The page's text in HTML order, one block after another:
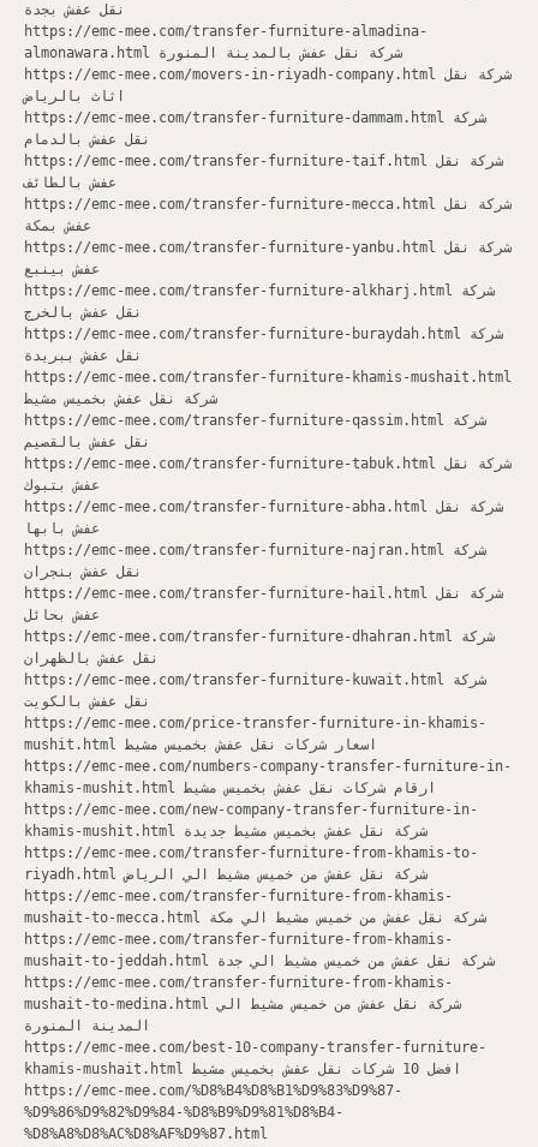
نقل عفش بجدة
https://emc-mee.com/transfer-furniture-almadina-
almonawara.html شركة نقل عفش بالمدينة المنورة
https://emc-mee.com/movers-in-riyadh-company.html شركة نقل
اثاث بالرياض
https://emc-mee.com/transfer-furniture-dammam.html شركة
نقل عفش بالدمام
https://emc-mee.com/transfer-furniture-taif.html شركة نقل
عفش بالطائف
https://emc-mee.com/transfer-furniture-mecca.html شركة نقل
عفش بمكة
https://emc-mee.com/transfer-furniture-yanbu.html شركة نقل
عفش بينبع
https://emc-mee.com/transfer-furniture-alkharj.html شركة
نقل عفش بالخرج
https://emc-mee.com/transfer-furniture-buraydah.html شركة
نقل عفش ببريدة
https://emc-mee.com/transfer-furniture-khamis-mushait.html
شركة نقل عفش بخميس مشيط
https://emc-mee.com/transfer-furniture-qassim.html شركة
نقل عفش بالقصيم
https://emc-mee.com/transfer-furniture-tabuk.html شركة نقل
عفش بتبوك
https://emc-mee.com/transfer-furniture-abha.html شركة نقل
عفش بابها
https://emc-mee.com/transfer-furniture-najran.html شركة
نقل عفش بنجران
https://emc-mee.com/transfer-furniture-hail.html شركة نقل
عفش بحائل
https://emc-mee.com/transfer-furniture-dhahran.html شركة
نقل عفش بالظهران
https://emc-mee.com/transfer-furniture-kuwait.html شركة
نقل عفش بالكويت
https://emc-mee.com/price-transfer-furniture-in-khamis-
mushit.html اسعار شركات نقل عفش بخميس مشيط
https://emc-mee.com/numbers-company-transfer-furniture-in-
khamis-mushit.html ارقام شركات نقل عفش بخميس مشيط
https://emc-mee.com/new-company-transfer-furniture-in-
khamis-mushit.html شركة نقل عفش بخميس مشيط جديدة
https://emc-mee.com/transfer-furniture-from-khamis-to-
riyadh.html شركة نقل عفش من خميس مشيط الي الرياض
https://emc-mee.com/transfer-furniture-from-khamis-
mushait-to-mecca.html شركة نقل عفش من خميس مشيط الي مكة
https://emc-mee.com/transfer-furniture-from-khamis-
mushait-to-jeddah.html شركة نقل عفش من خميس مشيط الي جدة
https://emc-mee.com/transfer-furniture-from-khamis-
mushait-to-medina.html شركة نقل عفش من خميس مشيط الي
المدينة المنورة
https://emc-mee.com/best-10-company-transfer-furniture-
khamis-mushait.html افضل 10 شركات نقل عفش بخميس مشيط
https://emc-mee.com/%D8%B4%D8%B1%D9%83%D9%87-
%D9%86%D9%82%D9%84-%D8%B9%D9%81%D8%B4-
%D8%A8%D8%AC%D8%AF%D9%87.html